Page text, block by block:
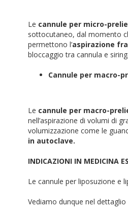
Le cannule per micro-
sottocutaneo, dal momento
permettono l’aspirazione
bloccaggio tra cannula e
Cannule per macro-
Le cannule per macro-
nell’aspirazione di volumi di
volumizzazione come le
in autoclave.
INDICAZIONI IN MEDICINA
Le cannule per liposuzione e
Vediamo dunque nel